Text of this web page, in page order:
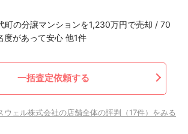
町の分譲マンションを1,230万円で売却 / 70
度があって安心 他1件
一括査定依頼する
ウェル株式会社の店舗全体の評判（17件）をみる